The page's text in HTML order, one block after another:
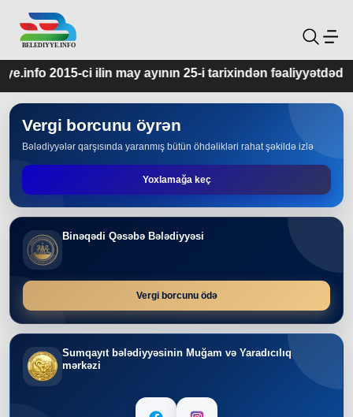
ayının 25-i tarixindən fəaliyyətdədir.
Vergi borcunu öyrən
Bələdiyyələr qarşısında yaranmış bütün öhdəlikləri rahat şəkildə izlə
Yoxlamağa keç
Binəqədi Qəsəbə Bələdiyyəsi
Vergi borcunu ödə
Sumqayıt bələdiyyəsinin Muğam və Yaradıcılıq
mərkəzi